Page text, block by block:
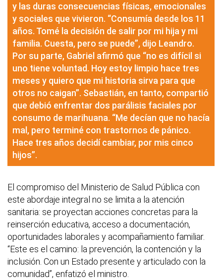
y las duras consecuencias físicas, emocionales
y sociales que vivieron. “Consumía desde los 11
años. Tomé la decisión de salir por mi hija y mi
familia. Cuesta, pero se puede”, dijo Leandro.
Por su parte, Gabriel afirmó que “no es difícil si
uno tiene voluntad. Hoy estoy limpio hace tres
meses y quiero que mi historia sirva para que
otros no caigan”. Sebastián, en tanto, compartió
que debió enfrentar dos parálisis faciales por
consumo de marihuana. “Me decían que no hacía
mal, pero terminé con trastornos de pánico.
Hace tres años decidí cambiar, por mis cinco
hijos”.
El compromiso del Ministerio de Salud Pública con
este abordaje integral no se limita a la atención
sanitaria: se proyectan acciones concretas para la
reinserción educativa, acceso a documentación,
oportunidades laborales y acompañamiento familiar.
“Este es el camino: la prevención, la contención y la
inclusión. Con un Estado presente y articulado con la
comunidad”, enfatizó el ministro.